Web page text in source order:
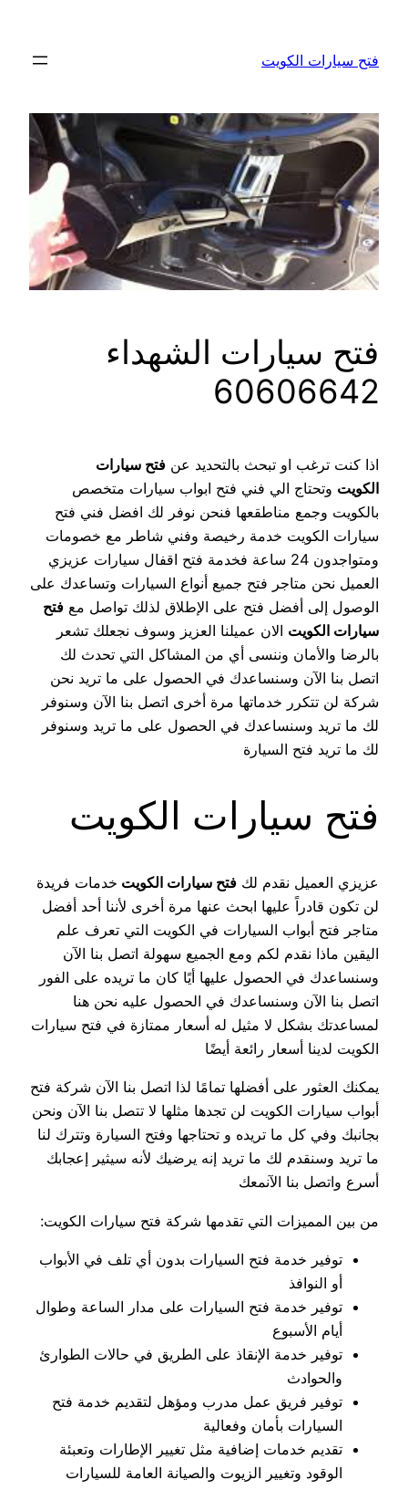
المحتوى
فتح سيارات الكويت
فتح سيارات الشهداء
60606642
اذا كنت ترغب او تبحث بالتحديد عن فتح سيارات
الكويت وتحتاج الي فني فتح ابواب سيارات متخصص
بالكويت وجمع مناطقعها فنحن نوفر لك افضل فني فتح
سيارات الكويت خدمة رخيصة وفني شاطر مع خصومات
ومتواجدون 24 ساعة فخدمة فتح اقفال سيارات عزيزي
العميل نحن متاجر فتح جميع أنواع السيارات وتساعدك على
الوصول إلى أفضل فتح على الإطلاق لذلك تواصل مع فتح
سيارات الكويت الان عميلنا العزيز وسوف نجعلك تشعر
بالرضا والأمان وننسى أي من المشاكل التي تحدث لك
اتصل بنا الآن وسنساعدك في الحصول على ما تريد نحن
شركة لن تتكرر خدماتها مرة أخرى اتصل بنا الآن وسنوفر
لك ما تريد وسنساعدك في الحصول على ما تريد وسنوفر
لك ما تريد فتح السيارة
فتح سيارات الكويت
عزيزي العميل نقدم لك فتح سيارات الكويت خدمات فريدة
لن تكون قادراً عليها ابحث عنها مرة أخرى لأننا أحد أفضل
متاجر فتح أبواب السيارات في الكويت التي تعرف علم
اليقين ماذا نقدم لكم ومع الجميع سهولة اتصل بنا الآن
وسنساعدك في الحصول عليها أيًا كان ما تريده على الفور
اتصل بنا الآن وسنساعدك في الحصول عليه نحن هنا
لمساعدتك بشكل لا مثيل له أسعار ممتازة في فتح سيارات
الكويت لدينا أسعار رائعة أيضًا
يمكنك العثور على أفضلها تمامًا لذا اتصل بنا الآن شركة فتح
أبواب سيارات الكويت لن تجدها مثلها لا تتصل بنا الآن ونحن
بجانبك وفي كل ما تريده و تحتاجها وفتح السيارة وتترك لنا
ما تريد وسنقدم لك ما تريد إنه يرضيك لأنه سيثير إعجابك
أسرع واتصل بنا الآنمعك
من بين المميزات التي تقدمها شركة فتح سيارات الكويت:
توفير خدمة فتح السيارات بدون أي تلف في الأبواب
أو النوافذ
توفير خدمة فتح السيارات على مدار الساعة وطوال
أيام الأسبوع
توفير خدمة الإنقاذ على الطريق في حالات الطوارئ
والحوادث
توفير فريق عمل مدرب ومؤهل لتقديم خدمة فتح
السيارات بأمان وفعالية
تقديم خدمات إضافية مثل تغيير الإطارات وتعبئة
الوقود وتغيير الزيوت والصيانة العامة للسيارات